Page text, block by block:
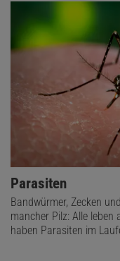
Parasiten
Bandwürmer, Zecken
mancher Pilz: Alle leben
haben Parasiten im